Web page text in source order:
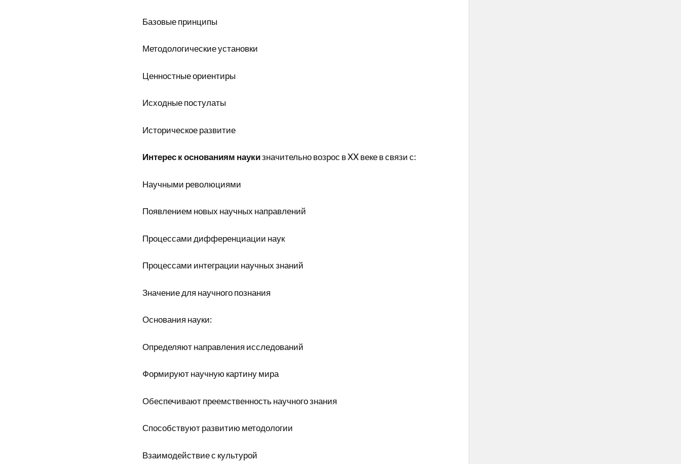
Базовые принципы
Методологические установки
Ценностные ориентиры
Исходные постулаты
Историческое развитие
Интерес к основаниям наукизначительно возрос в XX веке в связи с:
Научными революциями
Появлением новых научных направлений
Процессами дифференциации наук
Процессами интеграции научных знаний
Значение для научного познания
Основания науки:
Определяют направления исследований
Формируют научную картину мира
Обеспечивают преемственность научного знания
Способствуют развитию методологии
Взаимодействие с культурой